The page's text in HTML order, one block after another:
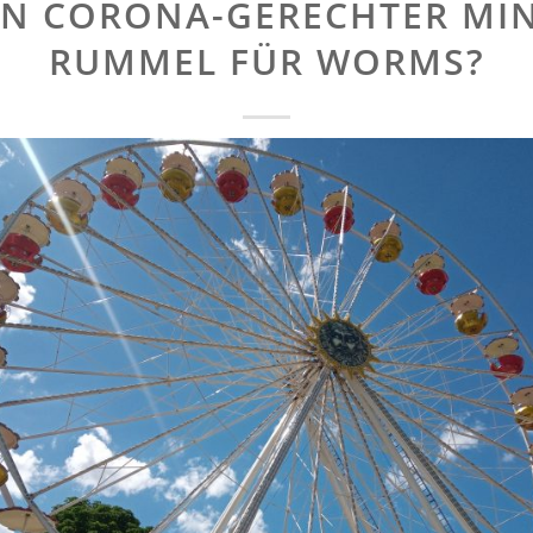
CORONA-GERECHTER
RUMMEL FÜR WORMS?